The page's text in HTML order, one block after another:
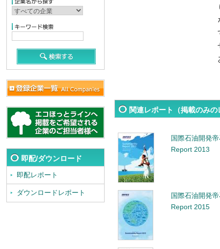
即配/ダウンロード
即配レポート
ダウンロードレポート
関連レポート（掲載のみ
国際石油開発
Report 2013
国際石油開発
Report 2015